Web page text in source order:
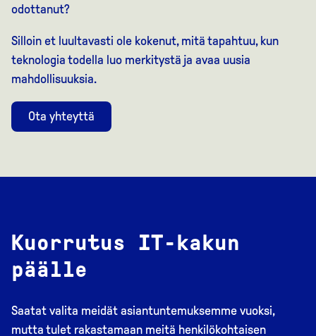
odottanut?
Silloin et luultavasti ole kokenut, mitä tapahtuu, kun
teknologia todella luo merkitystä ja avaa uusia
mahdollisuuksia.
Ota yhteyttä
Kuorrutus IT-kakun
päälle
Saatat valita meidät asiantuntemuksemme vuoksi,
mutta tulet rakastamaan meitä henkilökohtaisen